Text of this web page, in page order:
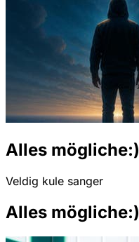
Alles mögliche:)
Veldig kule sanger
Alles mögliche:)